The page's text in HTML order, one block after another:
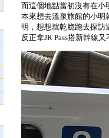
而這個地點當初沒有在
本來想去溫泉旅館的小明
明，想想就乾脆跑去探訪
反正拿JR Pass搭新幹線